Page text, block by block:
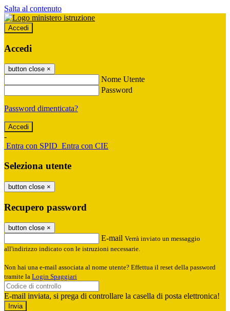
Salta al contenuto
Accedi
Accedi
button close ×
Nome Utente
Password
Password dimenticata?
-
Entra con SPID Entra con CIE
Seleziona utente
button close ×
Recupero password
button close ×
E-mail Verrà inviato un messaggio
all'indirizzo indicato con le istruzioni necessarie.
Non hai una e-mail associata al nome utente? Effettua il reset della password
tramite la Login Spaggiari
E-mail inviata, si prega di controllare la casella di posta elettronica!